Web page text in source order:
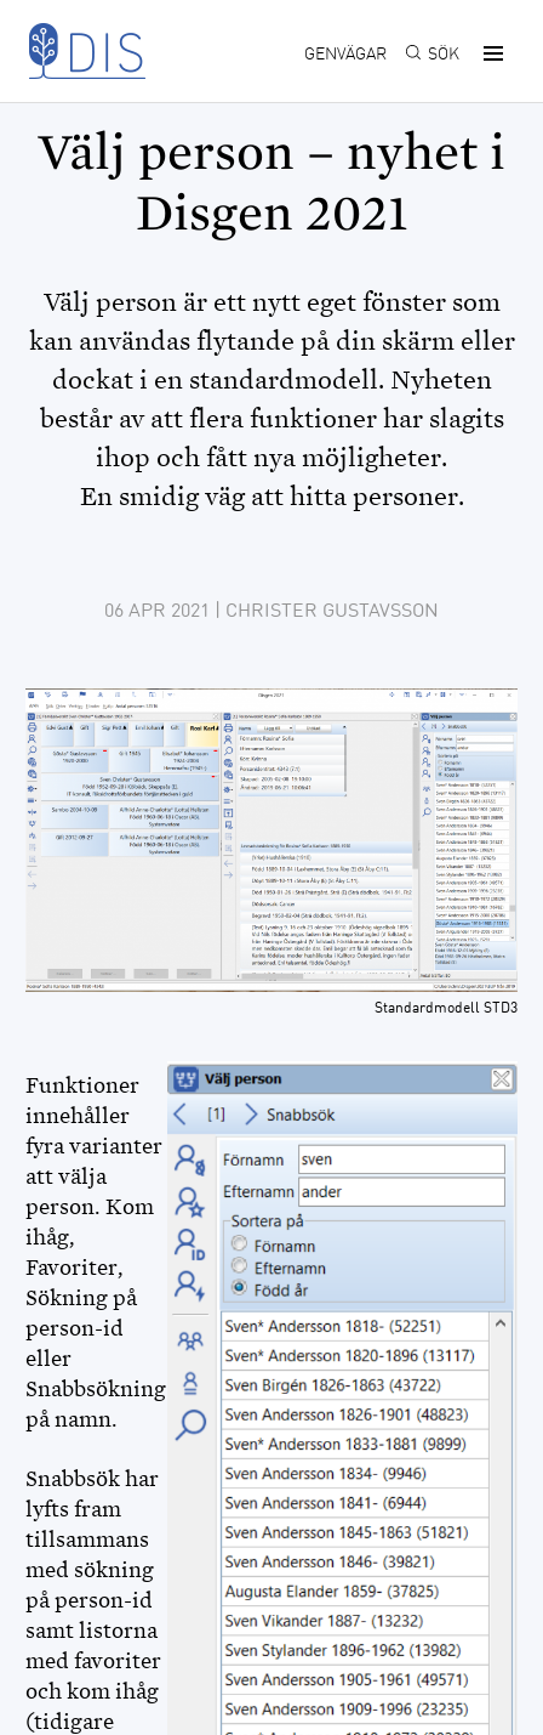
Hoppa till huvudinnehåll
GENVÄGAR SÖK
MINISITE IN ENGLISH
DISBYT
DISGEN HANDLEDNING
DIS FORUM
DIS WEBBSHOP
OPENRGD
DISPOS
DISCOUNT
MINA SIDOR
FÖR FUNKTIONÄRER
Välj person – nyhet i
Disgen 2021
Välj person är ett nytt eget fönster som
kan användas flytande på din skärm eller
dockat i en standardmodell. Nyheten
består av att flera funktioner har slagits
ihop och fått nya möjligheter.
En smidig väg att hitta personer.
06 APR 2021 | CHRISTER GUSTAVSSON
Standardmodell STD3
Funktioner
innehåller
fyra varianter
att välja
person. Kom
ihåg,
Favoriter,
Sökning på
person-id
eller
Snabbsökning
på namn.
Snabbsök har
lyfts fram
tillsammans
med sökning
på person-id
samt listorna
med favoriter
och kom ihåg
(tidigare